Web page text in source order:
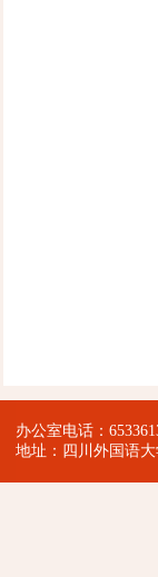
办公室电话：
地址：四川外国语